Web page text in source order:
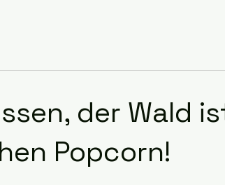
der Wald
Popcorn!